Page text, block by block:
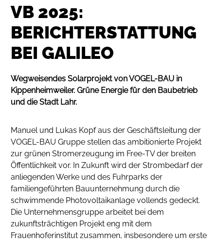
VB 2025:
BERICHTERSTATTUNG
BEI GALILEO
Wegweisendes Solarprojekt von VOGEL-BAU in
Kippenheimweiler. Grüne Energie für den Baubetrieb
und die Stadt Lahr.
Manuel und Lukas Kopf aus der Geschäftsleitung der
VOGEL-BAU Gruppe stellen das ambitionierte Projekt
zur grünen Stromerzeugung im Free-TV der breiten
Öffentlichkeit vor. In Zukunft wird der Strombedarf der
anliegenden Werke und des Fuhrparks der
familiengeführten Bauunternehmung durch die
schwimmende Photovoltaikanlage vollends gedeckt.
Die Unternehmensgruppe arbeitet bei dem
zukunftsträchtigen Projekt eng mit dem
Frauenhoferinstitut zusammen, insbesondere um erste